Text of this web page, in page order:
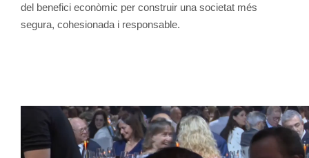
del benefici econòmic per construir una societat més
segura, cohesionada i responsable.